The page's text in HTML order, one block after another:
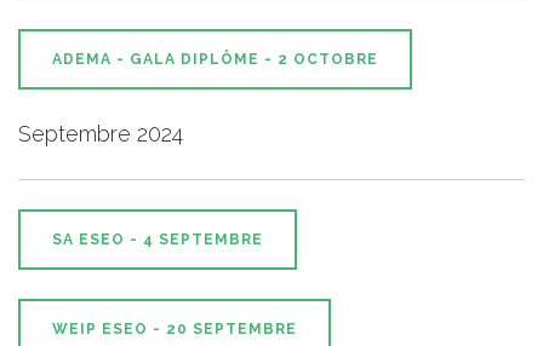
ADEMA - GALA DIPLÔME - 2 OCTOBRE
Septembre 2024
SA ESEO - 4 SEPTEMBRE
WEIP ESEO - 20 SEPTEMBRE